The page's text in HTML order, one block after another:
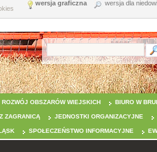
wersja graficzna wersja dla
ROZWÓJ OBSZARÓW WIEJSKICH BIURO W
ZAGRANICĄ JEDNOSTKI ORGANIZACYJNE
SPOŁECZEŃSTWO INFORMACYJNE